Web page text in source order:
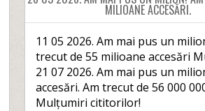
MILIOANE ACCESĂRI.
11 05 2026. Am mai pus un
trecut de 55 milioane accesări
21 07 2026. Am mai pus un
accesări. Am trecut de 56 000
Mulțumiri cititorilor!